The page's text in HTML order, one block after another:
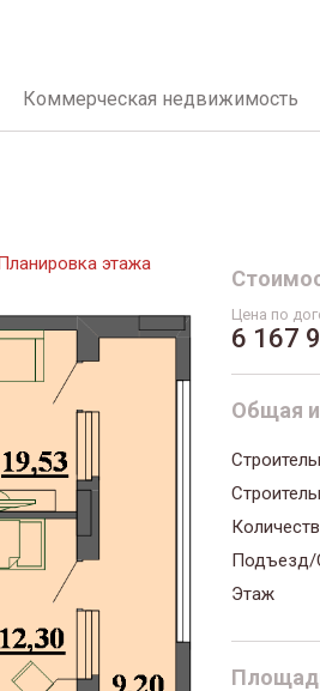
Коммерческая недвижимость
этажа
Цена по
6 167
Общая
Подъезд/
Этаж